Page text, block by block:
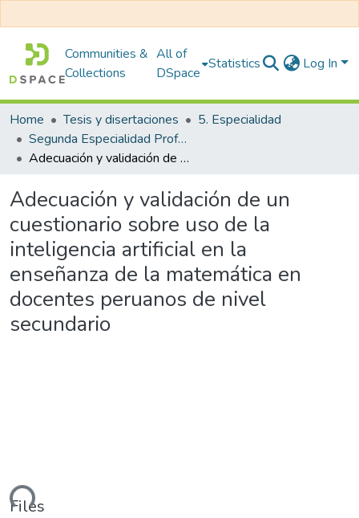
Communities &
Collections
All of
DSpace
Statistics Log In
Home Tesis y disertaciones
5. Especialidad
Segunda Especialidad Profesional de Ingeniería: Estadística Aplicada Para Investigación
Adecuación y validación de un cuestionario sobre uso de la inteligencia artificial en la enseñanza de la matemática en docentes peruanos de nivel secundario
Adecuación y validación de un
cuestionario sobre uso de la
inteligencia artificial en la
enseñanza de la matemática en
docentes peruanos de nivel
secundario
Files